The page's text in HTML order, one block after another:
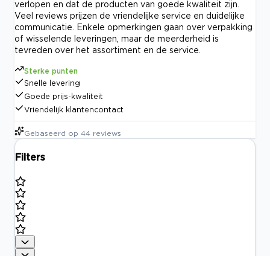
verlopen en dat de producten van goede kwaliteit zijn.
Veel reviews prijzen de vriendelijke service en duidelijke
communicatie. Enkele opmerkingen gaan over verpakking
of wisselende leveringen, maar de meerderheid is
tevreden over het assortiment en de service.
Sterke punten
Snelle levering
Goede prijs-kwaliteit
Vriendelijk klantencontact
Gebaseerd op 44 reviews
Filters